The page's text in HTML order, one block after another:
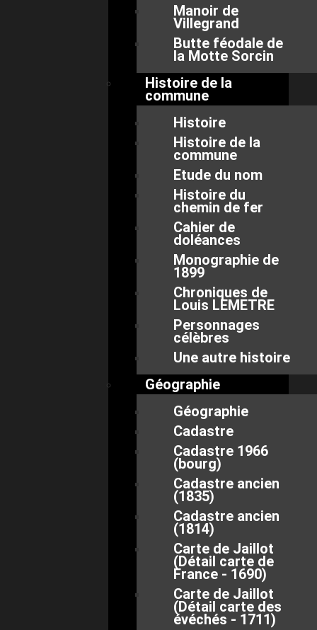
Manoir de
Villegrand
Butte féodale de
la Motte Sorcin
Histoire de la
commune
Histoire
Histoire de la
commune
Etude du nom
Histoire du
chemin de fer
Cahier de
doléances
Monographie de
1899
Chroniques de
Louis LEMETRE
Personnages
célèbres
Une autre histoire
Géographie
Géographie
Cadastre
Cadastre 1966
(bourg)
Cadastre ancien
(1835)
Cadastre ancien
(1814)
Carte de Jaillot
(Détail carte de
France - 1690)
Carte de Jaillot
(Détail carte des
évéchés - 1711)